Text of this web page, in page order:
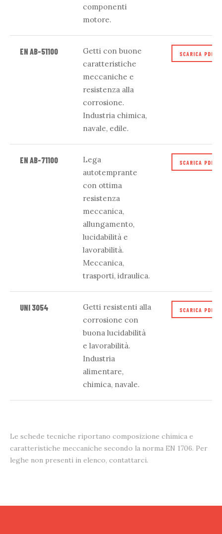
componenti
motore.
EN AB-51100
Getti con buone
caratteristiche
meccaniche e
resistenza alla
corrosione.
Industria chimica,
navale, edile.
SCARICA PDF
EN AB-71100
Lega
autotemprante
con ottima
resistenza
meccanica,
allungamento,
lucidabilità e
lavorabilità.
Meccanica,
trasporti, idraulica.
SCARICA PDF
UNI 3054
Getti resistenti alla
corrosione con
buona lucidabilità
e lavorabilità.
Industria
alimentare,
chimica, navale.
SCARICA PDF
Le schede tecniche riportano composizione chimica e
caratteristiche meccaniche secondo la norma EN 1706. Per
leghe non presenti in elenco, contattarci.